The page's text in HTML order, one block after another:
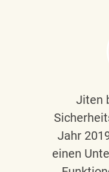
Jiten
Jahr
einen